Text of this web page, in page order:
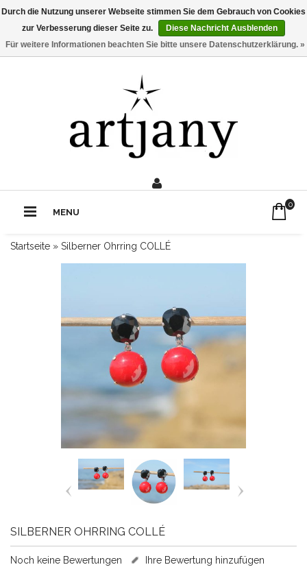
Rufe uns an:0211 - 210 310 2
MENU
0
Startseite » Silberner Ohrring COLLÉ
SILBERNER OHRRING COLLÉ
Noch keine Bewertungen Ihre Bewertung hinzufügen
Durch die Nutzung unserer Webseite stimmen Sie dem Gebrauch von Cookies
zur Verbesserung dieser Seite zu.
Diese Nachricht Ausblenden
Für weitere Informationen beachten Sie bitte unsere Datenschutzerklärung. »